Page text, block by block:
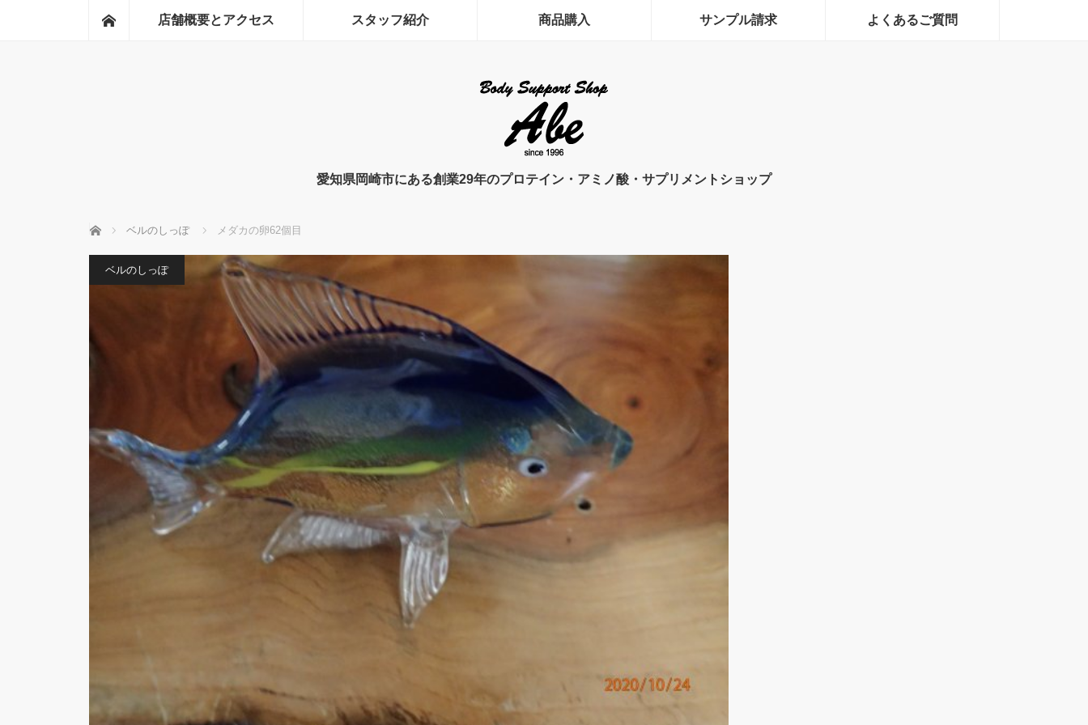
ホーム店舗概要とアクセス スタッフ紹介 商品購入 サンプル請求 よくあるご質問
愛知県岡崎市にある創業29年のプロテイン・アミノ酸・サプリメントショップ
ホーム ベルのしっぽ メダカの卵62個目
ベルのしっぽ